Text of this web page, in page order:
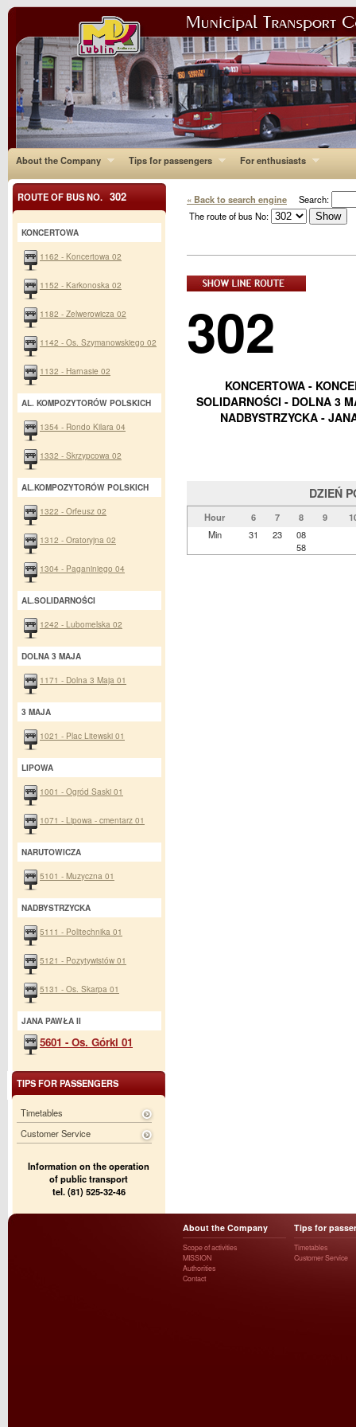
About the Company Tips for passengers For enthusiasts
« Back to search engine Search:
The route of bus No:
302
KONCERTOWA -
SOLIDARNOŚCI - DOLNA 3
NADBYSTRZYCKA -
DZIEŃ
Hour 6 7 8 9
Min
31 23
08
58
ROUTE OF BUS NO. 302
KONCERTOWA
1162 - Koncertowa 02
1152 - Karkonoska 02
1182 - Zelwerowicza 02
1142 - Os. Szymanowskiego 02
1132 - Harnasie 02
AL. KOMPOZYTORÓW POLSKICH
1354 - Rondo Kilara 04
1332 - Skrzypcowa 02
AL.KOMPOZYTORÓW POLSKICH
1322 - Orfeusz 02
1312 - Oratoryjna 02
1304 - Paganiniego 04
AL.SOLIDARNOŚCI
1242 - Lubomelska 02
DOLNA 3 MAJA
1171 - Dolna 3 Maja 01
3 MAJA
1021 - Plac Litewski 01
LIPOWA
1001 - Ogród Saski 01
1071 - Lipowa - cmentarz 01
NARUTOWICZA
5101 - Muzyczna 01
NADBYSTRZYCKA
5111 - Politechnika 01
5121 - Pozytywistów 01
5131 - Os. Skarpa 01
JANA PAWŁA II
5601 - Os. Górki 01
TIPS FOR PASSENGERS
Timetables
Customer Service
Information on the operation
of public transport
tel. (81) 525-32-46
About the Company
Scope of activities
MISSION
Authorities
Contact
Tips for
Timetables
Customer Service